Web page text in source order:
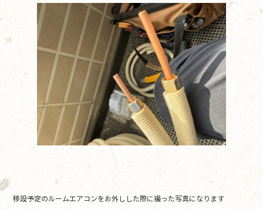
移設予定のルームエアコンをお外しした際に撮った写真になります